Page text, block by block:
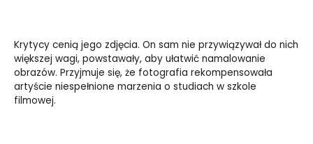
Krytycy cenią jego zdjęcia. On sam nie przywiązywał do nich
większej wagi, powstawały, aby ułatwić namalowanie
obrazów. Przyjmuje się, że fotografia rekompensowała
artyście niespełnione marzenia o studiach w szkole
filmowej.